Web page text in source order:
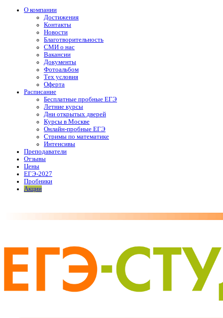
О компании
Достижения
Контакты
Новости
Благотворительность
СМИ о нас
Вакансии
Документы
Фотоальбом
Тех условия
Оферта
Расписание
Бесплатные пробные ЕГЭ
Летние курсы
Дни открытых дверей
Курсы в Москве
Онлайн-пробные ЕГЭ
Стримы по математике
Интенсивы
Преподаватели
Отзывы
Цены
ЕГЭ-2027
Пробники
Акции